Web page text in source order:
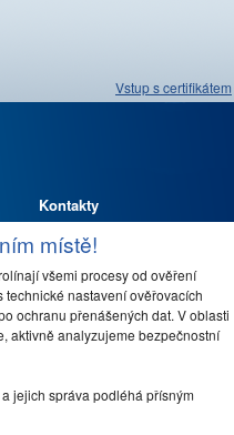
Vstup s certifikátem
Kontakty
místě!
všemi procesy od ověření
nastavení ověřovacích
ochranu přenášených dat. V oblasti
aktivně analyzujeme bezpečnostní
jejich správa podléhá přísným